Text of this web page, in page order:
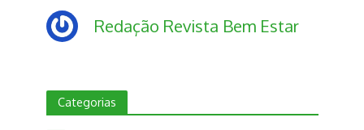
Redação Revista Bem Estar
Categorias